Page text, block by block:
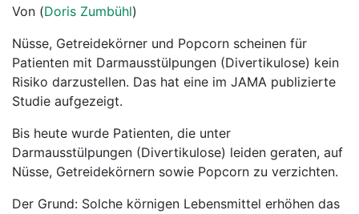
Ratgeber
Rubriken
Von (Doris Zumbühl)
Nüsse, Getreidekörner und Popcorn scheinen für
Patienten mit Darmausstülpungen (Divertikulose) kein
Risiko darzustellen. Das hat eine im JAMA publizierte
Studie aufgezeigt.
Bis heute wurde Patienten, die unter
Darmausstülpungen (Divertikulose) leiden geraten, auf
Nüsse, Getreidekörnern sowie Popcorn zu verzichten.
Der Grund: Solche körnigen Lebensmittel erhöhen das